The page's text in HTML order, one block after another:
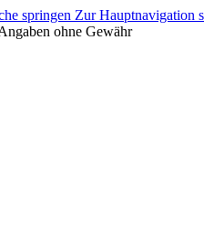
springen Zur Hauptnavigation
ohne Gewähr